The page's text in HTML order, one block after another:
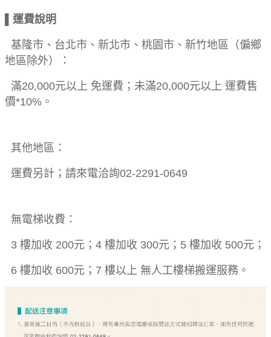
▌運費說明
基隆市、台北市、新北市、桃園市、新竹地區（偏鄉
地區除外）：
滿20,000元以上 免運費；未滿20,000元以上 運費售
價*10%。
其他地區：
運費另計；請來電洽詢02-2291-0649
無電梯收費：
3 樓加收 200元；4 樓加收 300元；5 樓加收 500元；
6 樓加收 600元；7 樓以上 無人工樓梯搬運服務。